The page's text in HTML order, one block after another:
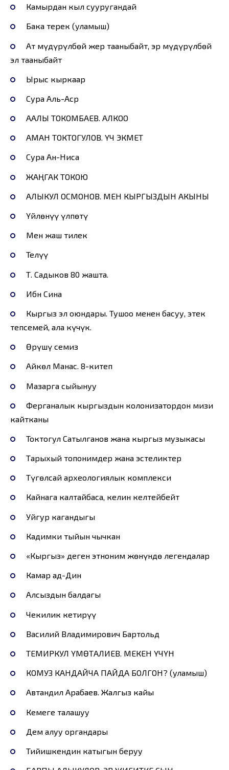
Камырдан кыл сууругандай
Бака терек (уламыш)
Ат мүдүрүлбөй жер тааныбайт, эр мүдүрүлбөй
эл тааныбайт
Ырыс кыркаар
Сура Аль-Аср
ААЛЫ ТОКОМБАЕВ. АЛКОО
АМАН ТОКТОГУЛОВ. ҮЧ ЭКМЕТ
Сура Ан-Ниса
ЖАҢГАК ТОКОЮ
АЛЫКУЛ ОСМОНОВ. МЕН КЫРГЫЗДЫН АКЫНЫ
Үйлөнүү үлпөтү
Мен жаш тилек
Телүү
Т. Садыков 80 жашта.
Ибн Сина
Кыргыз эл оюндары. Тушоо менен басуу, этек
тепсемей, ала күчүк.
Өрүшү семиз
Айкөл Манас. 8-китеп
Мазарга сыйынуу
Ферганалык кыргыздын колонизатордон мизи
кайтканы
Токтогул Сатылганов жана кыргыз музыкасы
Тарыхый топонимдер жана эстеликтер
Түгөлсай археологиялык комплекси
Кайнага калтайбаса, келин келтейбейт
Уйгур кагандыгы
Кадимки тыйын чычкан
«Кыргыз» деген этноним жөнүндө легендалар
Камар ад-Дин
Алсыздын балдагы
Чекилик кетирүү
Василий Владимирович Бартольд
ТЕМИРКУЛ ҮМӨТАЛИЕВ. МЕКЕН ҮЧҮН
КОМУЗ КАНДАЙЧА ПАЙДА БОЛГОН? (уламыш)
Автандил Арабаев. Жалгыз кайың
Кемеге талашуу
Дем алуу органдары
Тийишкендин катыгын беруу